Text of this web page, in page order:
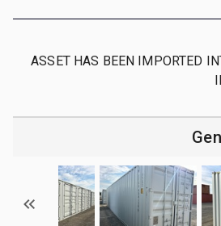
ASSET HAS BEEN IMPORTED